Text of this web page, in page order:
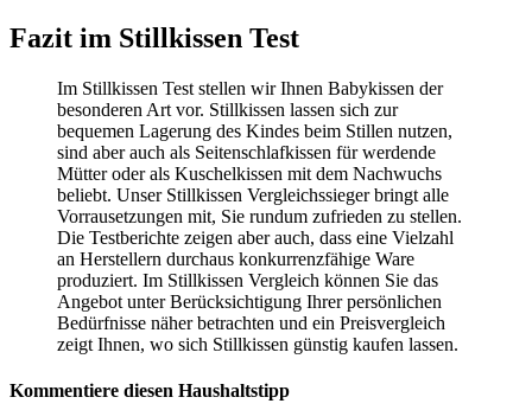
Fazit im Stillkissen Test
Im Stillkissen Test stellen wir Ihnen Babykissen der
besonderen Art vor. Stillkissen lassen sich zur
bequemen Lagerung des Kindes beim Stillen nutzen,
sind aber auch als Seitenschlafkissen für werdende
Mütter oder als Kuschelkissen mit dem Nachwuchs
beliebt. Unser Stillkissen Vergleichssieger bringt alle
Vorrausetzungen mit, Sie rundum zufrieden zu stellen.
Die Testberichte zeigen aber auch, dass eine Vielzahl
an Herstellern durchaus konkurrenzfähige Ware
produziert. Im Stillkissen Vergleich können Sie das
Angebot unter Berücksichtigung Ihrer persönlichen
Bedürfnisse näher betrachten und ein Preisvergleich
zeigt Ihnen, wo sich Stillkissen günstig kaufen lassen.
Kommentiere diesen Haushaltstipp